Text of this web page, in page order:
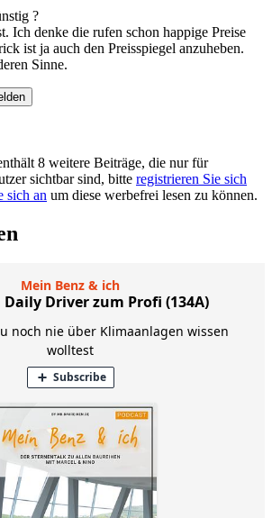
?
Ich denke die rufen schon happige Preise
ist ja auch den Preisspiegel anzuheben.
Sinne.
8 weitere Beiträge, die nur für
sichtbar sind, bitte registrieren Sie sich
sich an um diese werbefrei lesen zu können.